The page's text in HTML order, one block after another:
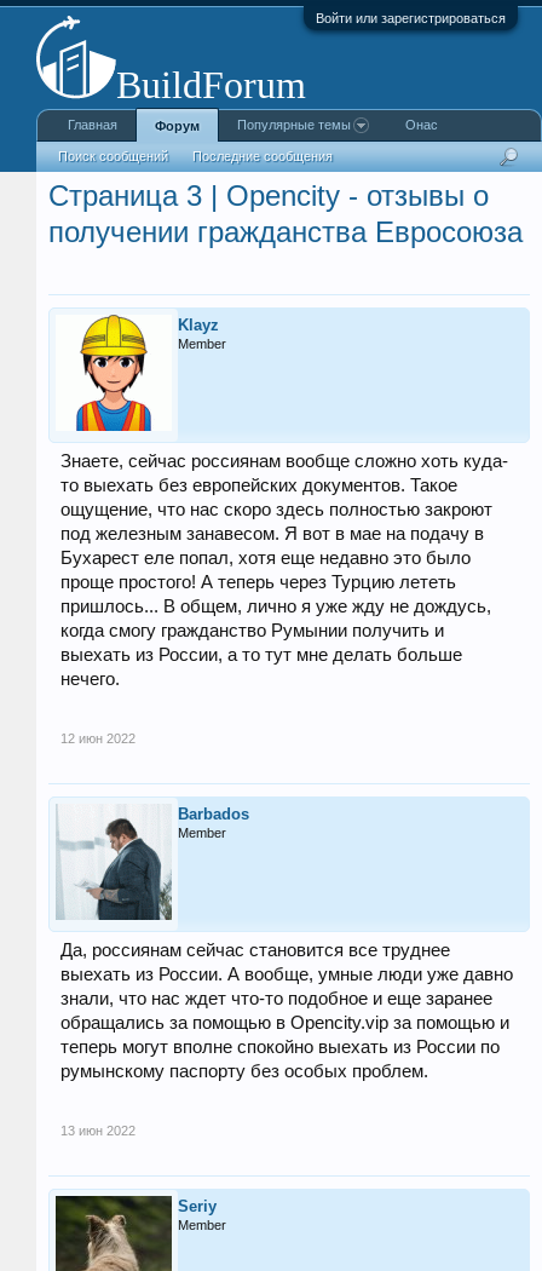
Войти или зарегистрироваться
Страница 3 | Opencity - отзывы о
получении гражданства Евросоюза
Klayz
Member
Знаете, сейчас россиянам вообще сложно хоть куда-
то выехать без европейских документов. Такое
ощущение, что нас скоро здесь полностью закроют
под железным занавесом. Я вот в мае на подачу в
Бухарест еле попал, хотя еще недавно это было
проще простого! А теперь через Турцию лететь
пришлось... В общем, лично я уже жду не дождусь,
когда смогу гражданство Румынии получить и
выехать из России, а то тут мне делать больше
нечего.
12 июн 2022
Barbados
Member
Да, россиянам сейчас становится все труднее
выехать из России. А вообще, умные люди уже давно
знали, что нас ждет что-то подобное и еще заранее
обращались за помощью в Оpencity.vip за помощью и
теперь могут вполне спокойно выехать из России по
румынскому паспорту без особых проблем.
13 июн 2022
Seriy
Member
Главная Форум
Поиск сообщений Последние сообщения
Популярные темы Онас